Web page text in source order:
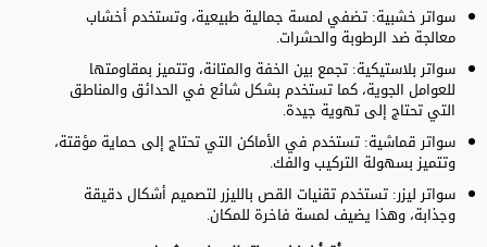
سواتر خشبية: تضفي لمسة جمالية طبيعية، وتستخدم أخشاب
معالجة ضد الرطوبة والحشرات.
سواتر بلاستيكية: تجمع بين الخفة والمتانة، وتتميز بمقاومتها
للعوامل الجوية، كما تستخدم بشكل شائع في الحدائق والمناطق
التي تحتاج إلى تهوية جيدة.
سواتر قماشية: تستخدم في الأماكن التي تحتاج إلى حماية مؤقتة،
وتتميز بسهولة التركيب والفك.
سواتر ليزر: تستخدم تقنيات القص بالليزر لتصميم أشكال دقيقة
وجذابة، وهذا يضيف لمسة فاخرة للمكان.